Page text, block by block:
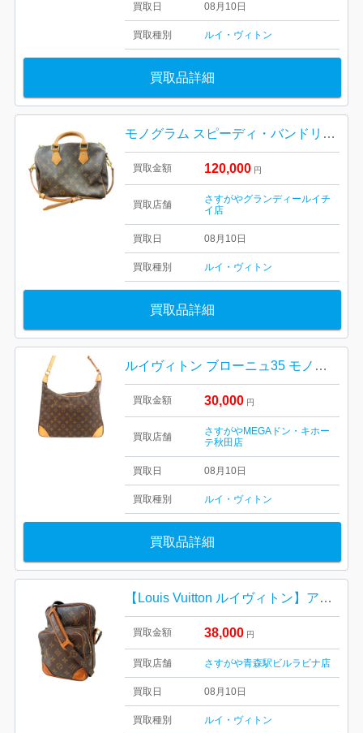
買取日 08月10日
買取種別 ルイ・ヴィトン
買取品詳細
モノグラム スピーディ・バンドリエール をお買取りいたしました
買取金額 120,000 円
買取店舗
さすがやグランディールイチ
イ店
買取日 08月10日
買取種別 ルイ・ヴィトン
買取品詳細
ルイヴィトン ブローニュ35 モノグラム
買取金額 30,000 円
買取店舗
さすがやMEGAドン・キホー
テ秋田店
買取日 08月10日
買取種別 ルイ・ヴィトン
買取品詳細
【Louis Vuitton ルイヴィトン】アマゾン・モノグラム・キャンバス・ショルダーバック・メンズ・レディース
買取金額 38,000 円
買取店舗 さすがや青森駅ビルラビナ店
買取日 08月10日
買取種別 ルイ・ヴィトン